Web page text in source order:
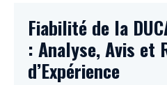
Fiabilité de la
: Analyse, Avis et
d’Expérience